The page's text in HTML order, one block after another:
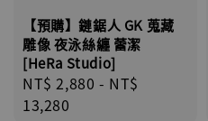
【預購】鏈鋸人 GK 蒐藏
雕像 夜泳絲纏 蕾潔
[HeRa Studio]
Regular
price
NT$ 2,880 - NT$
13,280